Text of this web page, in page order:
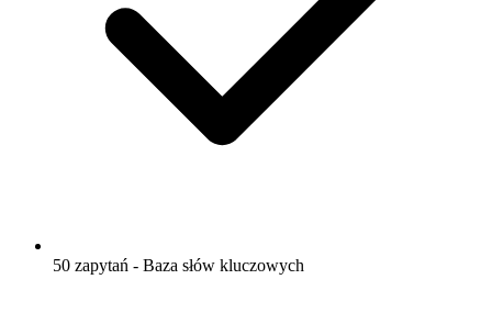
50 zapytań - Baza słów kluczowych